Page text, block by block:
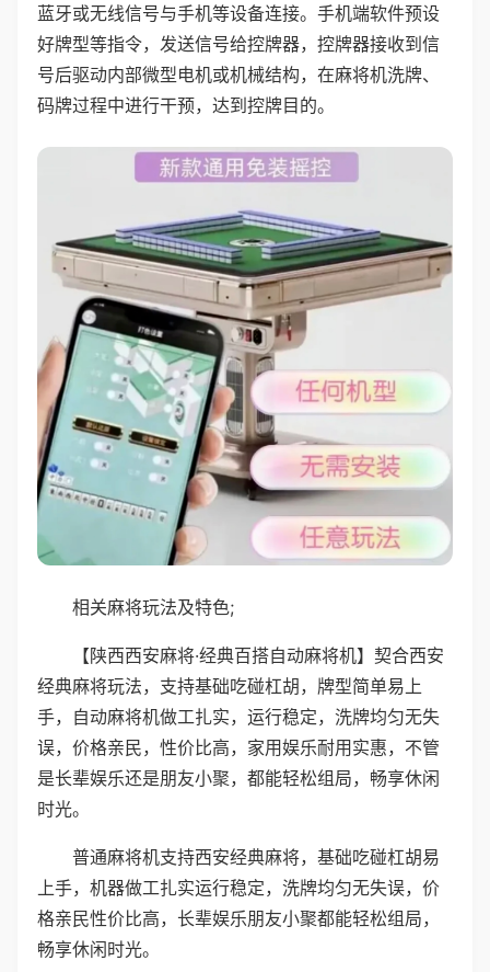
蓝牙或无线信号与手机等设备连接。手机端软件预设
好牌型等指令，发送信号给控牌器，控牌器接收到信
号后驱动内部微型电机或机械结构，在麻将机洗牌、
码牌过程中进行干预，达到控牌目的。
相关麻将玩法及特色;
【陕西西安麻将·经典百搭自动麻将机】契合西安
经典麻将玩法，支持基础吃碰杠胡，牌型简单易上
手，自动麻将机做工扎实，运行稳定，洗牌均匀无失
误，价格亲民，性价比高，家用娱乐耐用实惠，不管
是长辈娱乐还是朋友小聚，都能轻松组局，畅享休闲
时光。
普通麻将机支持西安经典麻将，基础吃碰杠胡易
上手，机器做工扎实运行稳定，洗牌均匀无失误，价
格亲民性价比高，长辈娱乐朋友小聚都能轻松组局，
畅享休闲时光。